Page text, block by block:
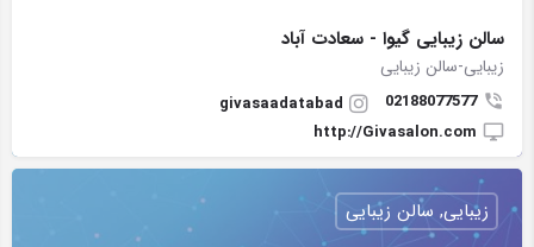
سالن زیبایی گیوا - سعادت آباد
زیبایی-سالن زیبایی
02188077577
givasaadatabad
http://Givasalon.com
زیبایی, سالن زیبایی